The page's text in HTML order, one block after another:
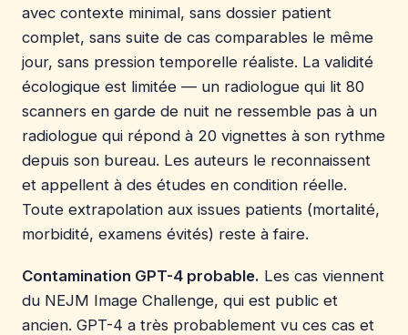
avec contexte minimal, sans dossier patient
complet, sans suite de cas comparables le même
jour, sans pression temporelle réaliste. La validité
écologique est limitée — un radiologue qui lit 80
scanners en garde de nuit ne ressemble pas à un
radiologue qui répond à 20 vignettes à son rythme
depuis son bureau. Les auteurs le reconnaissent
et appellent à des études en condition réelle.
Toute extrapolation aux issues patients (mortalité,
morbidité, examens évités) reste à faire.
Contamination GPT-4 probable. Les cas viennent
du NEJM Image Challenge, qui est public et
ancien. GPT-4 a très probablement vu ces cas et